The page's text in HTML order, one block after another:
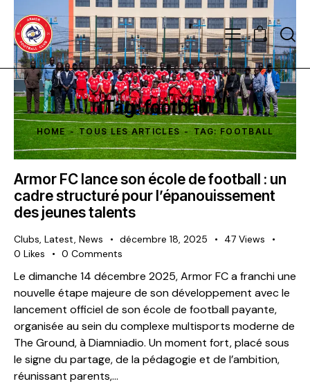
0
Tag: football
HOME TOUS LES ARTICLES TAG: FOOTBALL
Armor FC lance son école de football : un
cadre structuré pour l’épanouissement
des jeunes talents
Clubs, Latest, News décembre 18, 2025 47 Views
0 Likes 0 Comments
Le dimanche 14 décembre 2025, Armor FC a franchi une
nouvelle étape majeure de son développement avec le
lancement officiel de son école de football payante,
organisée au sein du complexe multisports moderne de
The Ground, à Diamniadio. Un moment fort, placé sous
le signe du partage, de la pédagogie et de l’ambition,
réunissant parents,…